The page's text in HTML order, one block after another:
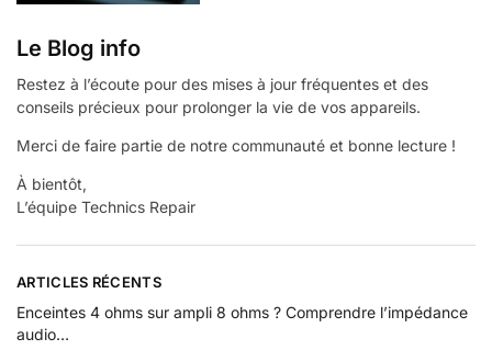
Le Blog info
Restez à l’écoute pour des mises à jour fréquentes et des
conseils précieux pour prolonger la vie de vos appareils.
Merci de faire partie de notre communauté et bonne lecture !
À bientôt,
L’équipe Technics Repair
ARTICLES RÉCENTS
Enceintes 4 ohms sur ampli 8 ohms ? Comprendre l’impédance
audio…